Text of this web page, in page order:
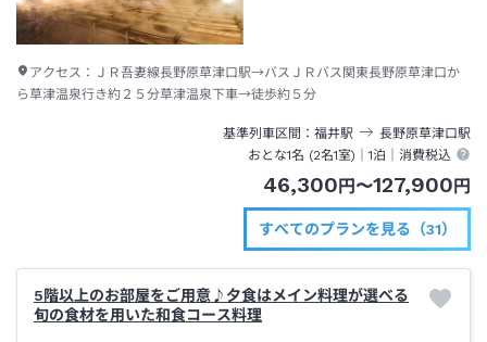
アクセス： ＪＲ吾妻線長野原草津口駅→バスＪＲバス関東長野原草津口か
ら草津温泉行き約２５分草津温泉下車→徒歩約５分
基準列車区間 福井駅 長野原草津口駅
おとな1名 (2名1室)｜1泊 ｜消費税込
46,300円〜127,900円
すべてのプランを見る（31）
5階以上のお部屋をご用意♪夕食はメイン料理が選べる
旬の食材を用いた和食コース料理